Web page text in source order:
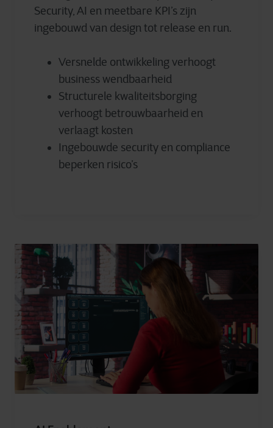
Security, AI en meetbare KPI’s zijn
ingebouwd van design tot release en run.
Versnelde ontwikkeling verhoogt
business wendbaarheid
Structurele kwaliteitsborging
verhoogt betrouwbaarheid en
verlaagt kosten
Ingebouwde security en compliance
beperken risico’s